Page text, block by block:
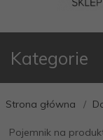
Kategorie
Strona główna
Pojemnik na